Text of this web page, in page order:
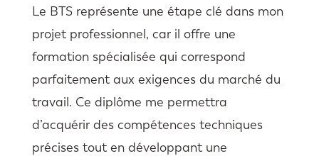
Le BTS représente une étape clé dans mon
projet professionnel, car il offre une
formation spécialisée qui correspond
parfaitement aux exigences du marché du
travail. Ce diplôme me permettra
d’acquérir des compétences techniques
précises tout en développant une